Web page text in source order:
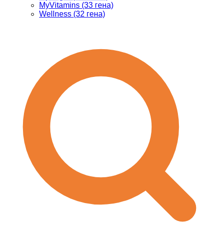
MyVitamins (33 гена)
Wellness (32 гена)